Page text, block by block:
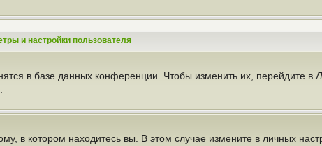
и настройки пользователя
в базе данных конференции. Чтобы изменить их, перейдите в
в котором находитесь вы. В этом случае измените в личных